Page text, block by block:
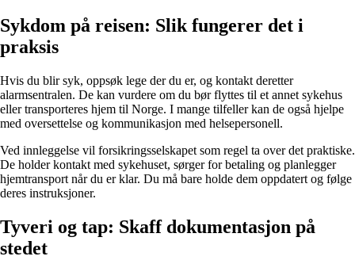
Sykdom på reisen: Slik fungerer det i
praksis
Hvis du blir syk, oppsøk lege der du er, og kontakt deretter
alarmsentralen. De kan vurdere om du bør flyttes til et annet sykehus
eller transporteres hjem til Norge. I mange tilfeller kan de også hjelpe
med oversettelse og kommunikasjon med helsepersonell.
Ved innleggelse vil forsikringsselskapet som regel ta over det praktiske.
De holder kontakt med sykehuset, sørger for betaling og planlegger
hjemtransport når du er klar. Du må bare holde dem oppdatert og følge
deres instruksjoner.
Tyveri og tap: Skaff dokumentasjon på
stedet